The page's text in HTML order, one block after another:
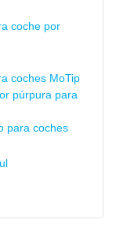
coche por
coches MoTip
púrpura para
para coches